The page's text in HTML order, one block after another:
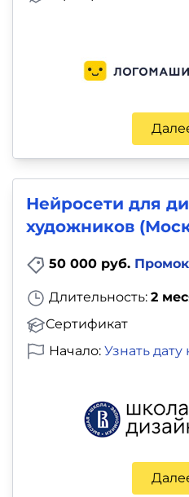
Нейросети для
художников
50 000 руб.
Длительность: 2
Сертификат
Начало: Узнать дату